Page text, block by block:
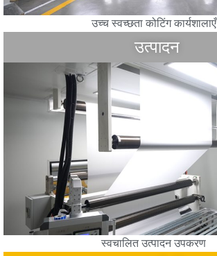
उच्च स्वच्छता कोटिंग कार्यशालाएँ
उत्पादन
स्वचालित उत्पादन उपकरण